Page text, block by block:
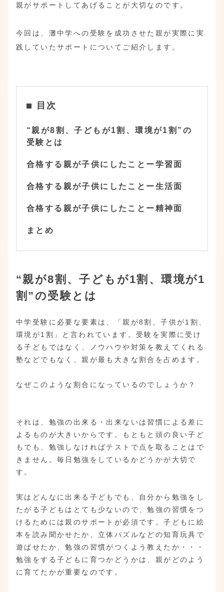
親がサポートしてあげることが大切なのです。
今回は、灘中学への受験を成功させた親が実際に実
践していたサポートについてご紹介します。
目次
“親が8割、子どもが1割、環境が1割”の
受験とは
合格する親が子供にしたことー学習面
合格する親が子供にしたことー生活面
合格する親が子供にしたことー精神面
まとめ
“親が8割、子どもが1割、環境が1
割”の受験とは
中学受験に必要な要素は、「親が8割、子供が1割、
環境が1割」と言われています。受験を実際に受け
る子どもではなく、ノウハウや対策を教えてくれる
塾などでもなく、親が最も大きな割合を占めます。
なぜこのような割合になっているのでしょうか？
それは、勉強の出来る・出来ないは習慣による差に
よるものが大きいからです。もともと頭の良い子ど
もでも、勉強しなければテストで点を取ることはで
きません。毎日勉強をしているかどうかが大切で
す。
実はどんなに出来る子どもでも、自分から勉強をし
たがる子どもはとても少ないので、勉強の習慣をつ
けるためには親のサポートが必須です。子どもに絵
本を読み聞かせたか、立体パズルなどの知育玩具で
遊ばせたか、勉強の習慣がつくよう教えたか・・・
勉強をする子どもに育つかどうかは、親がどのよう
に育てたかが重要なのです。